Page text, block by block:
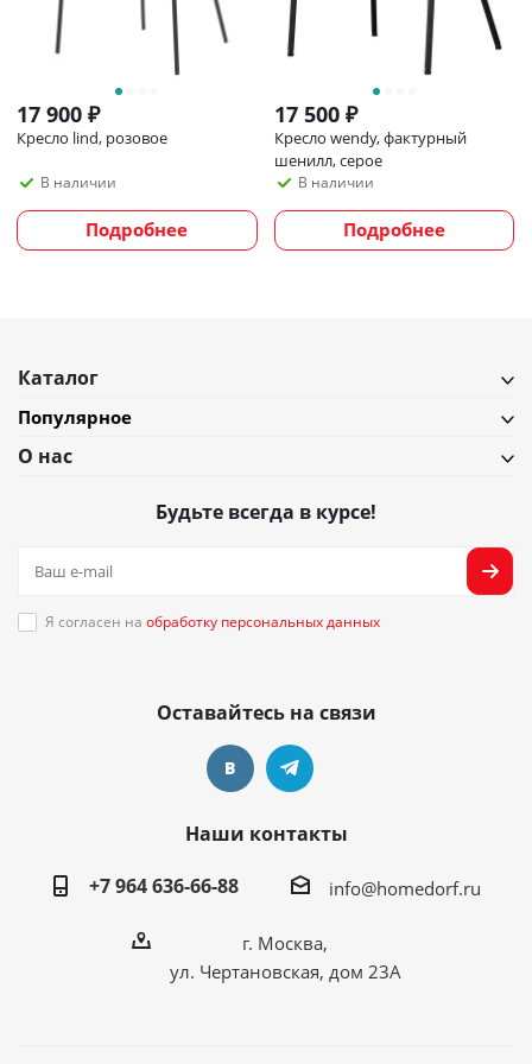
(береза), железо. Размеры: 49,5х59х82,5 см. Высота
сиденья: 48,5 см. Ширина сиденья: 48 см. Глубина
сиденья: 46 см. Высота спинки: 29,5 см. Ширина
спинки: 43 см. Цвет: желтый/бежевый. Максимальная
нагрузка: 150 кг.
Рекомендуется регулярно пылесосить мебель с
помощью специальной насадки – резиновой или
мягкой щетки. Образовавшиеся пятна можно удалять
17 900 ₽
Кресло lind, розовое
В наличии
Подробнее
17 500₽
Кресло wendy, фактурный
шенилл, серое
В наличии
Подробнее
Каталог
Популярное
О нас
Будьте всегда в курсе!
Я согласен на обработку персональных данных
Оставайтесь на связи
Наши контакты
+7 964 636-66-88
info@homedorf.ru
г. Москва,
ул. Чертановская, дом 23А